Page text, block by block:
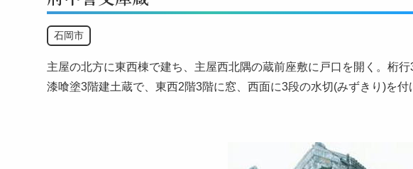
石岡市
主屋の北方に東西棟で建ち、主屋西北隅の蔵前座敷に戸口を開く。桁
漆喰塗3階建土蔵で、東西2階3階に窓、西面に3段の水切(みずきり)を付